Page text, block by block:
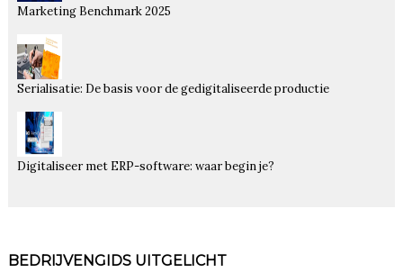
Marketing Benchmark 2025
Serialisatie: De basis voor de gedigitaliseerde productie
Digitaliseer met ERP-software: waar begin je?
BEDRIJVENGIDS UITGELICHT